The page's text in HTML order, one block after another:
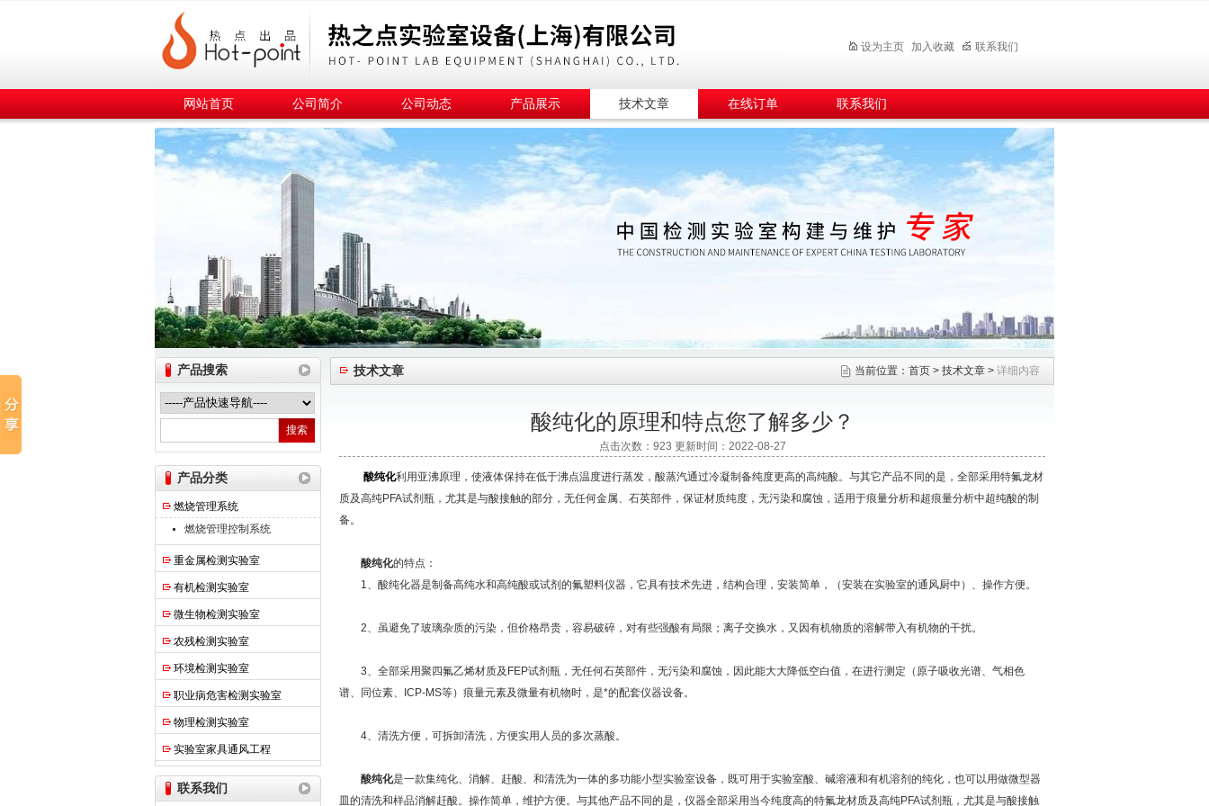
热之点实验室设备（上海）有限公司
设为主页 加入收藏 联系我们
网站首页 公司简介 公司动态 产品展示 技术文章 在线订单 联系我们
产品搜索
产品分类
燃烧管理系统
燃烧管理控制系统
重金属检测实验室
有机检测实验室
微生物检测实验室
农残检测实验室
环境检测实验室
职业病危害检测实验室
物理检测实验室
实验室家具通风工程
联系我们
技术文章 当前位置： 首页 > 技术文章 > 详细内容
酸纯化的原理和特点您了解多少？
点击次数：923 更新时间：2022-08-27
酸纯化利用亚沸原理，使液体保持在低于沸点温度进行蒸发，酸蒸汽通过冷凝制备纯度更高的高纯酸。与其它产品不同的是，全部采用特氟龙材
质及高纯PFA试剂瓶，尤其是与酸接触的部分，无任何金属、石英部件，保证材质纯度，无污染和腐蚀，适用于痕量分析和超痕量分析中超纯酸的制
备。
酸纯化的特点：
1、酸纯化器是制备高纯水和高纯酸或试剂的氟塑料仪器，它具有技术先进，结构合理，安装简单，（安装在实验室的通风厨中）、操作方便。
2、虽避免了玻璃杂质的污染，但价格昂贵，容易破碎，对有些强酸有局限；离子交换水，又因有机物质的溶解带入有机物的干扰。
3、全部采用聚四氟乙烯材质及FEP试剂瓶，无任何石英部件，无污染和腐蚀，因此能大大降低空白值，在进行测定（原子吸收光谱、气相色
谱、同位素、ICP-MS等）痕量元素及微量有机物时，是*的配套仪器设备。
4、清洗方便，可拆卸清洗，方便实用人员的多次蒸酸。
酸纯化是一款集纯化、消解、赶酸、和清洗为一体的多功能小型实验室设备，既可用于实验室酸、碱溶液和有机溶剂的纯化，也可以用做微型器
皿的清洗和样品消解赶酸。操作简单，维护方便。与其他产品不同的是，仪器全部采用当今纯度高的特氟龙材质及高纯PFA试剂瓶，尤其是与酸接触